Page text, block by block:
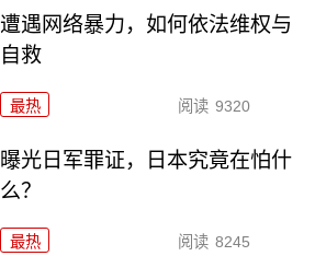
遭遇网络暴力，如何依法维权与
自救
最热 阅读 9320
曝光日军罪证，日本究竟在怕什
么？
最热 阅读 8245